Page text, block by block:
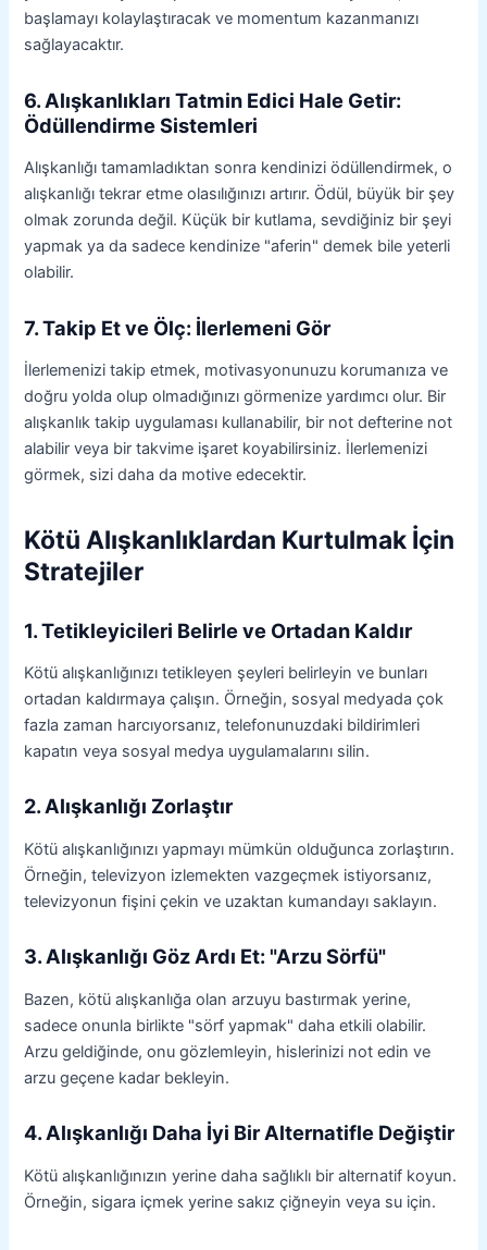
başlamayı kolaylaştıracak ve momentum kazanmanızı
sağlayacaktır.
6. Alışkanlıkları Tatmin Edici Hale Getir:
Ödüllendirme Sistemleri
Alışkanlığı tamamladıktan sonra kendinizi ödüllendirmek, o
alışkanlığı tekrar etme olasılığınızı artırır. Ödül, büyük bir şey
olmak zorunda değil. Küçük bir kutlama, sevdiğiniz bir şeyi
yapmak ya da sadece kendinize "aferin" demek bile yeterli
olabilir.
7. Takip Et ve Ölç: İlerlemeni Gör
İlerlemenizi takip etmek, motivasyonunuzu korumanıza ve
doğru yolda olup olmadığınızı görmenize yardımcı olur. Bir
alışkanlık takip uygulaması kullanabilir, bir not defterine not
alabilir veya bir takvime işaret koyabilirsiniz. İlerlemenizi
görmek, sizi daha da motive edecektir.
Kötü Alışkanlıklardan Kurtulmak İçin
Stratejiler
1. Tetikleyicileri Belirle ve Ortadan Kaldır
Kötü alışkanlığınızı tetikleyen şeyleri belirleyin ve bunları
ortadan kaldırmaya çalışın. Örneğin, sosyal medyada çok
fazla zaman harcıyorsanız, telefonunuzdaki bildirimleri
kapatın veya sosyal medya uygulamalarını silin.
2. Alışkanlığı Zorlaştır
Kötü alışkanlığınızı yapmayı mümkün olduğunca zorlaştırın.
Örneğin, televizyon izlemekten vazgeçmek istiyorsanız,
televizyonun fişini çekin ve uzaktan kumandayı saklayın.
3. Alışkanlığı Göz Ardı Et: "Arzu Sörfü"
Bazen, kötü alışkanlığa olan arzuyu bastırmak yerine,
sadece onunla birlikte "sörf yapmak" daha etkili olabilir.
Arzu geldiğinde, onu gözlemleyin, hislerinizi not edin ve
arzu geçene kadar bekleyin.
4. Alışkanlığı Daha İyi Bir Alternatifle Değiştir
Kötü alışkanlığınızın yerine daha sağlıklı bir alternatif koyun.
Örneğin, sigara içmek yerine sakız çiğneyin veya su için.